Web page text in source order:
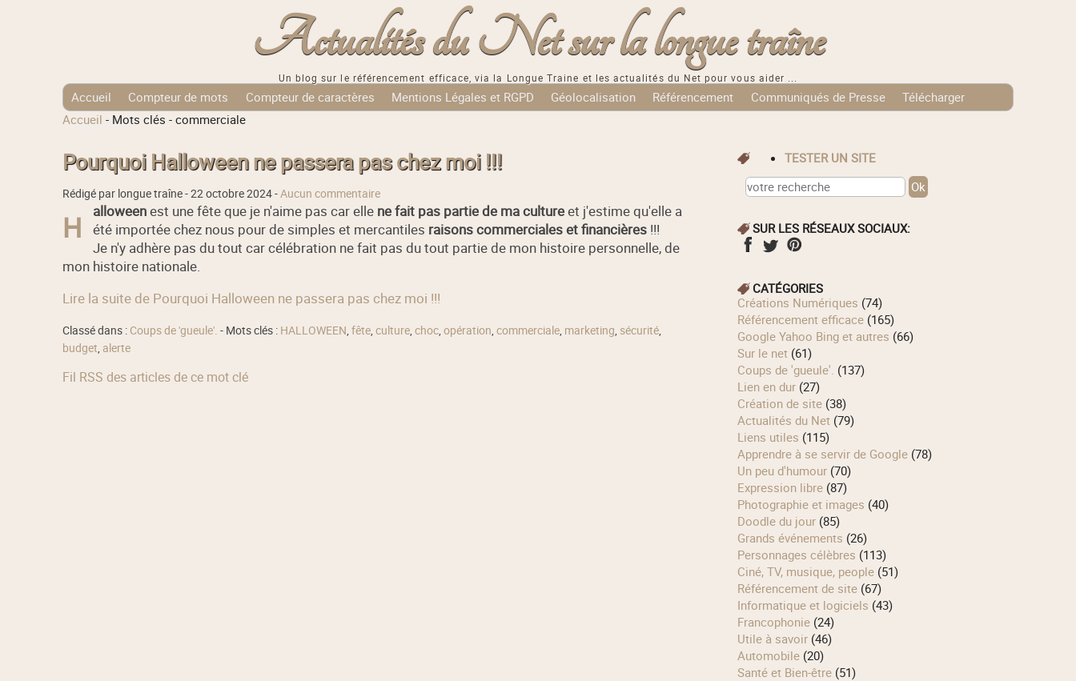
Actualités du Net sur la longue traîne
Un blog sur le référencement efficace, via la Longue Traine et les actualités du Net pour vous aider ...
Accueil Compteur de mots Compteur de caractères Mentions Légales et RGPD Géolocalisation Référencement Communiqués de Presse
Télécharger
Tags Cloud
Accueil - Mots clés - commerciale
Pourquoi Halloween ne passera pas chez moi !!!
Rédigé par longue traîne -22 octobre 2024-Aucun commentaire
H alloweenest une fête que je n'aime pas car elle ne fait pas partie de ma cultureet j'estime qu'elle a
été importée chez nous pour de simples et mercantiles raisons commerciales et financières!!!
Je n'y adhère pas du tout car célébration ne fait pas du tout partie de mon histoire personnelle, de
mon histoire nationale.
Lire la suite de Pourquoi Halloween ne passera pas chez moi !!!
Classé dans : Coups de 'gueule'. - Mots clés : HALLOWEEN, fête, culture, choc, opération, commerciale, marketing, sécurité,
budget, alerte
Fil RSS des articles de ce mot clé
TESTER UN SITE
SUR LES RÉSEAUX SOCIAUX:
CATÉGORIES
Créations Numériques (74)
Référencement efficace(165)
Google Yahoo Bing et autres (66)
Sur le net(61)
Coups de 'gueule'. (137)
Lien en dur(27)
Création de site(38)
Actualités du Net(79)
Liens utiles (115)
Apprendre à se servir de Google(78)
Un peu d'humour(70)
Expression libre(87)
Photographie et images (40)
Doodle du jour(85)
Grands événements (26)
Personnages célèbres (113)
Ciné, TV, musique, people(51)
Référencement de site(67)
Informatique et logiciels (43)
Francophonie(24)
Utile à savoir(46)
Automobile(20)
Santé et Bien-être(51)